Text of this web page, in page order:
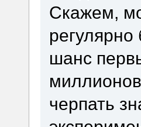
Скажем,
шанс
черпать